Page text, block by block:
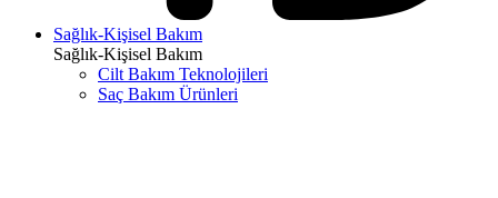
Sağlık-Kişisel Bakım
Sağlık-Kişisel Bakım
Cilt Bakım Teknolojileri
Saç Bakım Ürünleri